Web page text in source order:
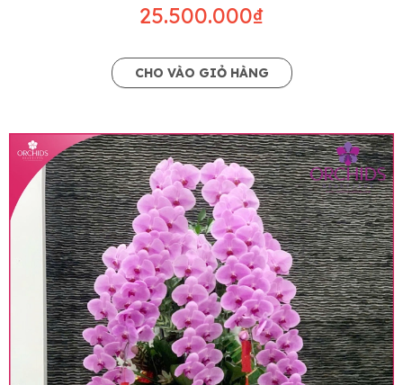
25.500.000₫
CHO VÀO GIỎ HÀNG